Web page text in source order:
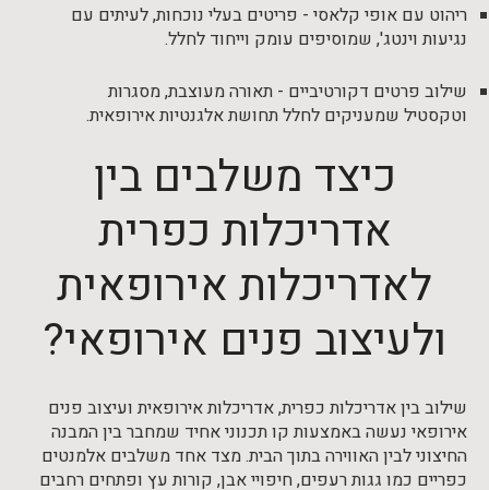
ריהוט עם אופי קלאסי - פריטים בעלי נוכחות, לעיתים עם
נגיעות וינטג', שמוסיפים עומק וייחוד לחלל.
שילוב פרטים דקורטיביים - תאורה מעוצבת, מסגרות
וטקסטיל שמעניקים לחלל תחושת אלגנטיות אירופאית.
כיצד משלבים בין
אדריכלות כפרית
לאדריכלות אירופאית
ולעיצוב פנים אירופאי?
שילוב בין אדריכלות כפרית, אדריכלות אירופאית ועיצוב פנים
אירופאי נעשה באמצעות קו תכנוני אחיד שמחבר בין המבנה
החיצוני לבין האווירה בתוך הבית. מצד אחד משלבים אלמנטים
כפריים כמו גגות רעפים, חיפויי אבן, קורות עץ ופתחים רחבים